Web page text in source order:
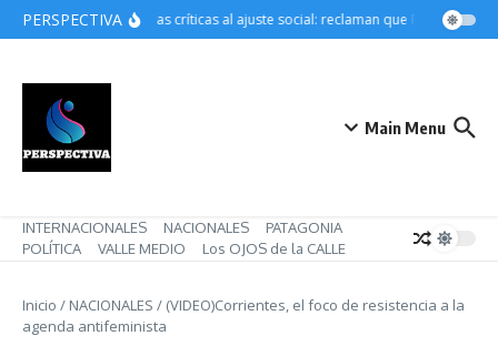
Saltar al contenido
PERSPECTIVACrecen las críticas al ajuste social: reclaman que Pettovello
Main Menu
INTERNACIONALES NACIONALES
PATAGONIA
POLÍTICA
VALLE MEDIO Los OJOS de la CALLE
Inicio / NACIONALES / (VIDEO)Corrientes, el foco de resistencia a la
agenda antifeminista